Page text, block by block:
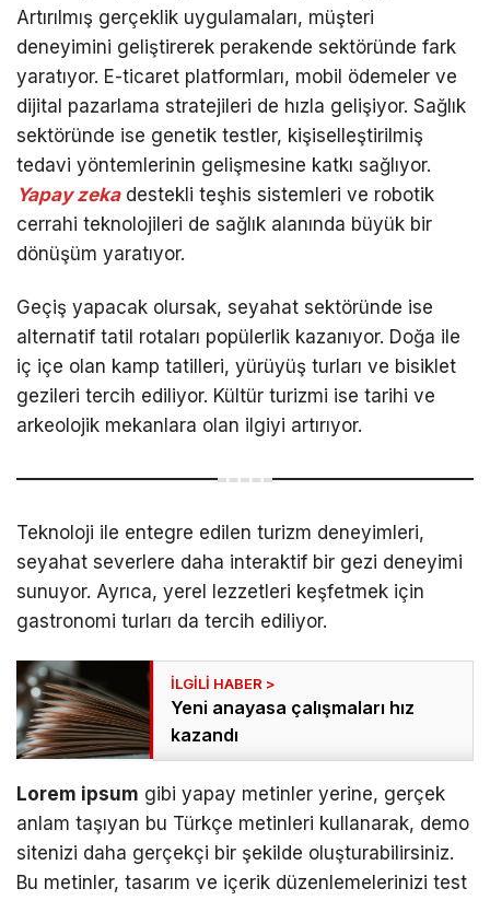
Artırılmış gerçeklik uygulamaları, müşteri
deneyimini geliştirerek perakende sektöründe fark
yaratıyor. E-ticaret platformları, mobil ödemeler ve
dijital pazarlama stratejileri de hızla gelişiyor. Sağlık
sektöründe ise genetik testler, kişiselleştirilmiş
tedavi yöntemlerinin gelişmesine katkı sağlıyor.
Yapay zekadestekli teşhis sistemleri ve robotik
cerrahi teknolojileri de sağlık alanında büyük bir
dönüşüm yaratıyor.
Geçiş yapacak olursak, seyahat sektöründe ise
alternatif tatil rotaları popülerlik kazanıyor. Doğa ile
iç içe olan kamp tatilleri, yürüyüş turları ve bisiklet
gezileri tercih ediliyor. Kültür turizmi ise tarihi ve
arkeolojik mekanlara olan ilgiyi artırıyor.
Teknoloji ile entegre edilen turizm deneyimleri,
seyahat severlere daha interaktif bir gezi deneyimi
sunuyor. Ayrıca, yerel lezzetleri keşfetmek için
gastronomi turları da tercih ediliyor.
Yeni anayasa çalışmaları hız
kazandı
Lorem ipsum gibi yapay metinler yerine, gerçek
anlam taşıyan bu Türkçe metinleri kullanarak, demo
sitenizi daha gerçekçi bir şekilde oluşturabilirsiniz.
Bu metinler, tasarım ve içerik düzenlemelerinizi test